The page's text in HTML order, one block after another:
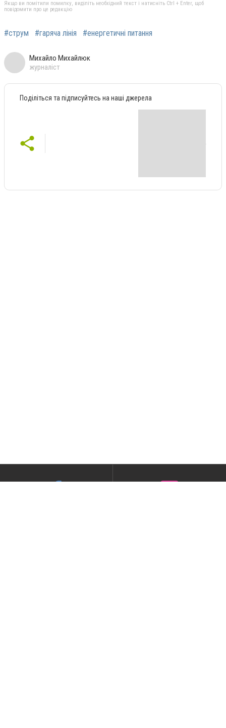
Якщо ви помітили помилку, виділіть необхідний текст і натисніть Ctrl + Enter, щоб
повідомити про це редакцію
#струм #гаряча лінія #енергетичні питання
Михайло Михайлюк
журналіст
Поділіться та підписуйтесь на наші джерела